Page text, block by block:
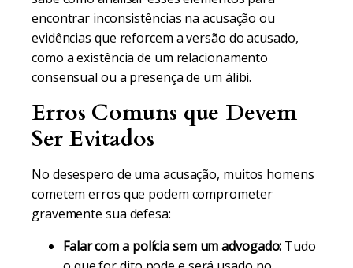
encontrar inconsistências na acusação ou
evidências que reforcem a versão do acusado,
como a existência de um relacionamento
consensual ou a presença de um álibi.
Erros Comuns que Devem
Ser Evitados
No desespero de uma acusação, muitos homens
cometem erros que podem comprometer
gravemente sua defesa:
Falar com a polícia sem um advogado: Tudo